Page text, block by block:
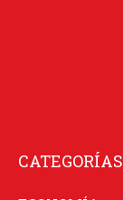
CATEGORÍAS